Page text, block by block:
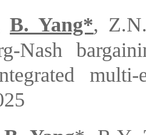
B. Yang*,
Nash
multi-